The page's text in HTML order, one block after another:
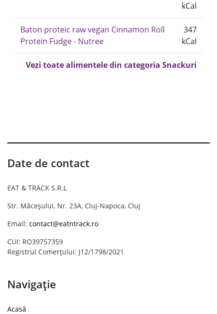
kCal
Baton proteic raw vegan Cinnamon Roll
Protein Fudge - Nutree
347
kCal
Vezi toate alimentele din categoria Snackuri
Date de contact
EAT & TRACK S.R.L
Str. Măceșului, Nr. 23A, Cluj-Napoca, Cluj
Email: contact@eatntrack.ro
CUI: RO39757359
Registrul Comerțului: J12/1798/2021
Navigație
Acasă